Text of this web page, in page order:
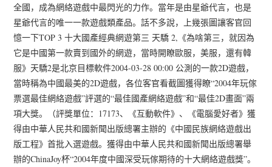
全國，成為網絡遊戲中最閃光的力作。當年是由星爺代言，也是
星爺代言的唯一一款遊戲類產品。話不多說，上幾張圖讓客官回
憶一下TOP 3 十大國產經典網遊第三 天驕 2,《為啥第三，就因為
它是中國第一款賣到國外的網遊，當時開瞭歐服，美服，還有韓
服》天驕2是北京目標軟件2004-03-28 00:00 公測的一款2D遊戲，
當時稱為中國最美的2D遊戲，各位客官看截圖獲得瞭“2004年玩傢
票選最佳網絡遊戲”評選的“最佳國產網絡遊戲”和“最佳2D畫面”兩
項大獎。（評獎單位：17173、《互動軟件》、《電腦愛好者》獲
得由中華人民共和國新聞出版總署主辦的《中國民族網絡遊戲出
版工程》首批入選遊戲。獲得由中華人民共和國新聞出版總署舉
辦的ChinaJoy杯“2004年度中國深受玩傢期待的十大網絡遊戲獎”。